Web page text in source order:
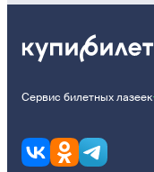
Сервис билетных лазеек